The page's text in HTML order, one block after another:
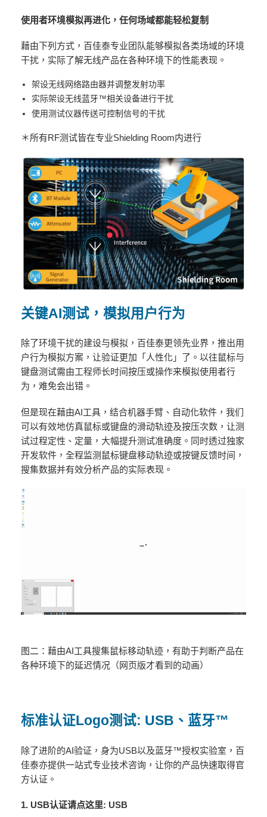
使用者环境模拟再进化，任何场域都能轻松复制
藉由下列方式，百佳泰专业团队能够模拟各类场域的环境
干扰，实际了解无线产品在各种环境下的性能表现。
架设无线网络路由器并调整发射功率
实际架设无线蓝牙™相关设备进行干扰
使用测试仪器传送可控制信号的干扰
＊所有RF测试皆在专业Shielding Room内进行
关键AI测试，模拟用户行为
除了环境干扰的建设与模拟，百佳泰更领先业界，推出用
户行为模拟方案，让验证更加「人性化」了。以往鼠标与
键盘测试需由工程师长时间按压或操作来模拟使用者行
为，难免会出错。
但是现在藉由AI工具，结合机器手臂、自动化软件，我们
可以有效地仿真鼠标或键盘的滑动轨迹及按压次数，让测
试过程定性、定量，大幅提升测试准确度。同时透过独家
开发软件，全程监测鼠标键盘移动轨迹或按键反馈时间，
搜集数据并有效分析产品的实际表现。
图二：藉由AI工具搜集鼠标移动轨迹，有助于判断产品在
各种环境下的延迟情况（网页版才看到的动画）
标准认证Logo测试: USB 、蓝牙™
除了进阶的AI验证，身为USB以及蓝牙™授权实验室，百
佳泰亦提供一站式专业技术咨询，让你的产品快速取得官
方认证。
1. USB认证请点这里: USB